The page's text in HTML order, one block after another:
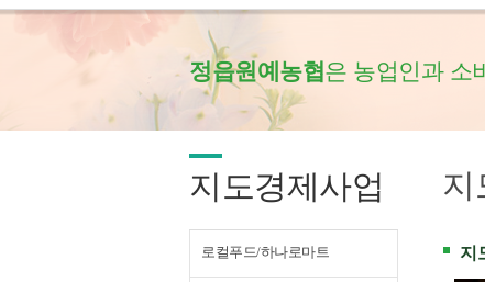
정읍원예농협은 농업인과 소
지도경제사업
로컬푸드/하나로마트
지
지